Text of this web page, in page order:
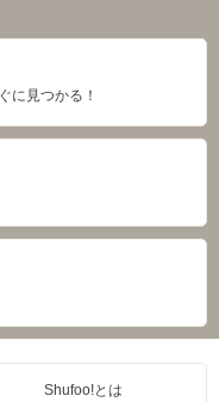
に見つかる！
Shufoo!とは